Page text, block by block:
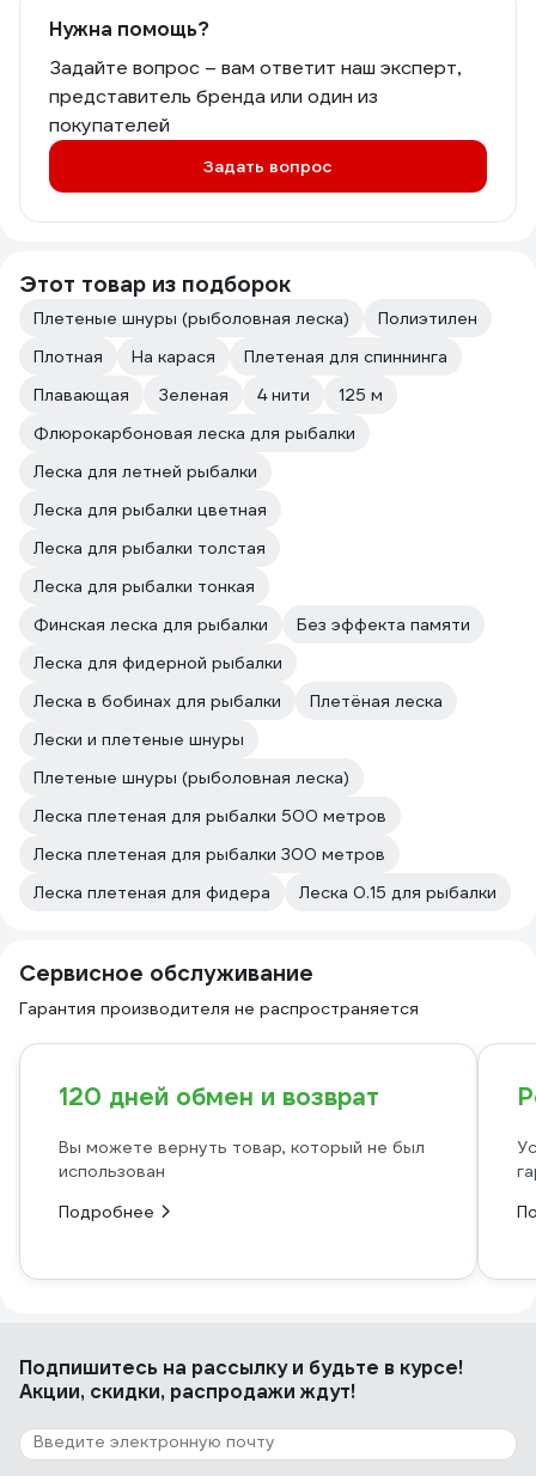
Нужна помощь?
Задайте вопрос – вам ответит наш эксперт,
представитель бренда или один из
покупателей
Задать вопрос
Этот товар из подборок
Плетеные шнуры (рыболовная леска)
Полиэтилен
Плотная
На карася
Плетеная для спиннинга
Плавающая
Зеленая 4 нити
125 м
Флюрокарбоновая леска для рыбалки
Леска для летней рыбалки
Леска для рыбалки цветная
Леска для рыбалки толстая
Леска для рыбалки тонкая
Финская леска для рыбалки
Без эффекта памяти
Леска для фидерной рыбалки
Леска в бобинах для рыбалки
Плетёная леска
Лески и плетеные шнуры
Плетеные шнуры (рыболовная леска)
Леска плетеная для рыбалки 500 метров
Леска плетеная для рыбалки 300 метров
Леска плетеная для фидера
Леска 0.15 для рыбалки
Сервисное обслуживание
Гарантия производителя не распространяется
120 дней обмен и возврат
Вы можете вернуть товар, который не был
использован
Подробнее
Подпишитесь на рассылкуи будьте в курсе!
Акции, скидки, распродажи ждут!